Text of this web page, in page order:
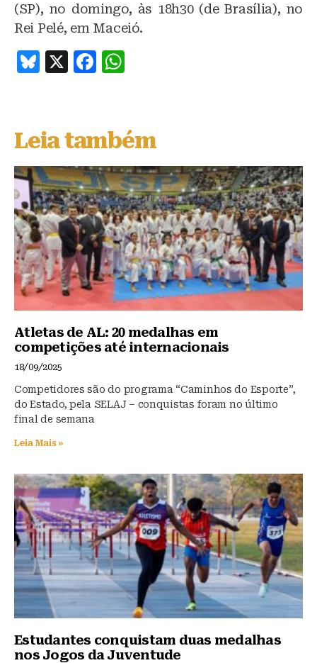
(SP), no domingo, às 18h30 (de Brasília), no
Rei Pelé, em Maceió.
B
s
k
y
X
F
e
b
o
o
k
s
A
p
p
Leia também
Atletas de AL: 20 medalhas em
competições até internacionais
18/09/2025
Competidores são do programa “Caminhos do Esporte”,
do Estado, pela SELAJ – conquistas foram no último
final de semana
Leia Mais »
Estudantes conquistam duas medalhas
nos Jogos da Juventude